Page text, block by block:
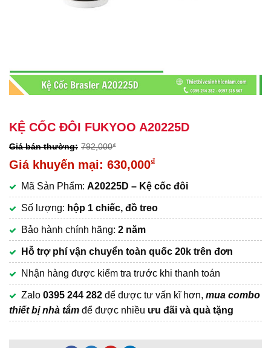
KỆ CỐC ĐÔI FUKYOO A20225D
792,000₫
Giá
là:
792,000₫.
630,000₫
hiện
tại
là:
630,000₫.
Mã Sản Phẩm: A20225D – Kệ cốc đôi
Số lượng: hộp 1 chiếc, đồ treo
Bảo hành chính hãng: 2 năm
Hỗ trợ phí vận chuyển toàn quốc 20k trên đơn
Nhận hàng được kiểm tra trước khi thanh toán
Zalo 0395 244 282 để được tư vấn kĩ hơn, mua combo
thiết bị nhà tắm để được nhiều ưu đãi và quà tặng